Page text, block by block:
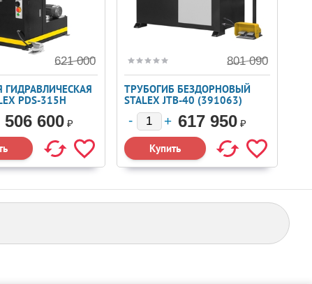
ГИДРАВЛИЧЕСКАЯ
PDS-315H
621 000
506 600 ₽
ТРУБОГИБ БЕЗДОРНОВЫЙ
STALEX JTB-40 (391063)
801 090
617 950 ₽